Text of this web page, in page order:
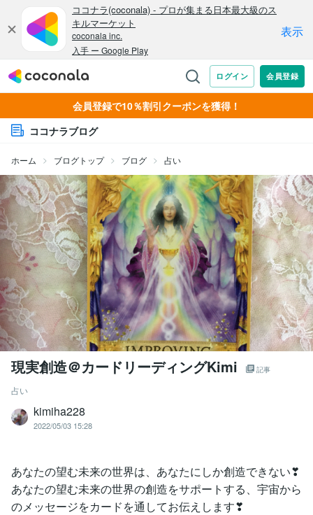
会員登録で10％割引クーポンを獲得！
ココナラブログ
ホーム ブログトップ ブログ 占い
現実創造＠カードリーディングKimi 記事
占い
kimiha228
2022/05/03 15:28
あなたの望む未来の世界は、あなたにしか創造できない❣
あなたの望む未来の世界の創造をサポートする、宇宙から
のメッセージをカードを通してお伝えします❣